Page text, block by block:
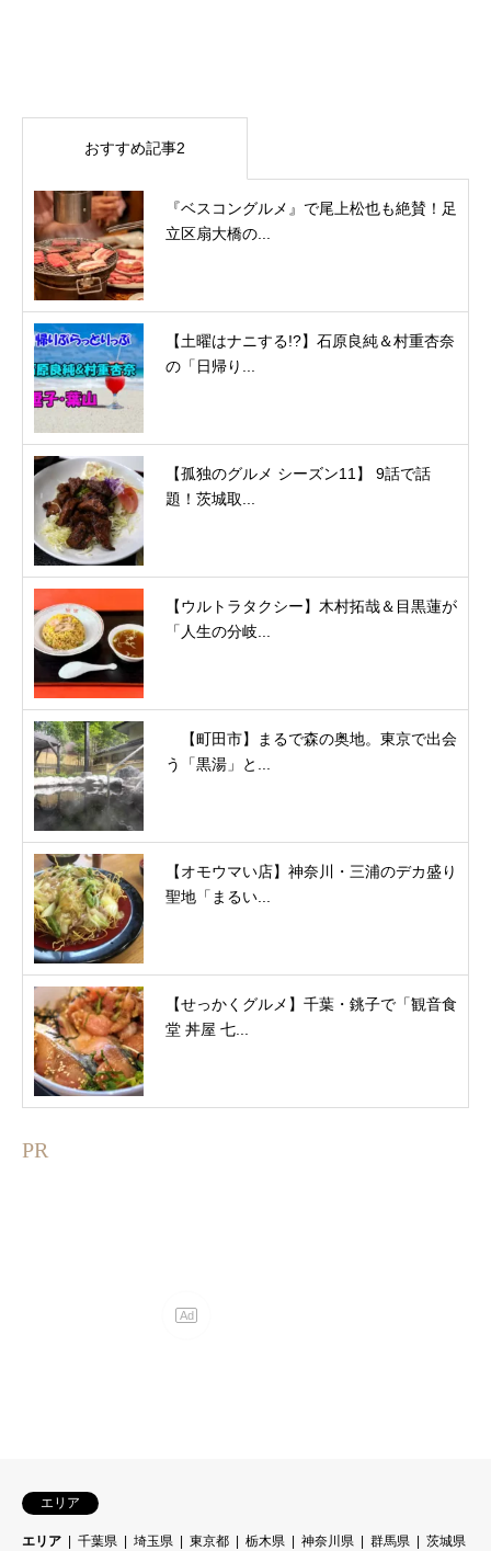
おすすめ記事2
『ベスコングルメ』で尾上松也も絶賛！足
立区扇大橋の...
【土曜はナニする!?】石原良純＆村重杏奈
の「日帰り...
【孤独のグルメ シーズン11】 9話で話
題！茨城取...
【ウルトラタクシー】木村拓哉＆目黒蓮が
「人生の分岐...
【町田市】まるで森の奥地。東京で出会
う「黒湯」と...
【オモウマい店】神奈川・三浦のデカ盛り
聖地「まるい...
【せっかくグルメ】千葉・銚子で「観音食
堂 丼屋 七...
PR
エリア
エリア 千葉県 埼玉県 東京都 栃木県 神奈川県 群馬県
茨城県